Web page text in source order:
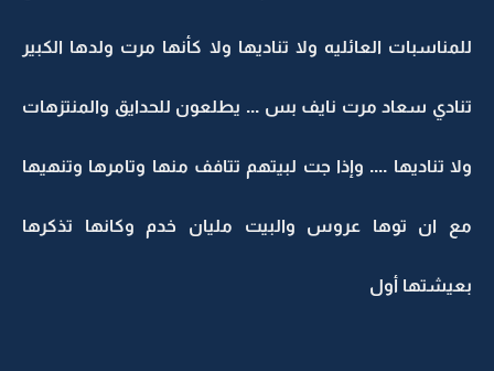
للمناسبات العائليه ولا تناديها ولا كأنها مرت ولدها الكبير
تنادي سعاد مرت نايف بس ... يطلعون للحدايق والمنتزهات
ولا تناديها .... وإذا جت لبيتهم تتافف منها وتامرها وتنهيها
مع ان توها عروس والبيت مليان خدم وكانها تذكرها
بعيشتها أول